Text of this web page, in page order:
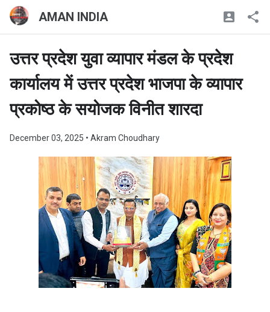
AMAN INDIA
उत्तर प्रदेश युवा व्यापार मंडल के प्रदेश
कार्यालय में उत्तर प्रदेश भाजपा के व्यापार
प्रकोष्ठ के सयोजक विनीत शारदा
December 03, 2025 • Akram Choudhary